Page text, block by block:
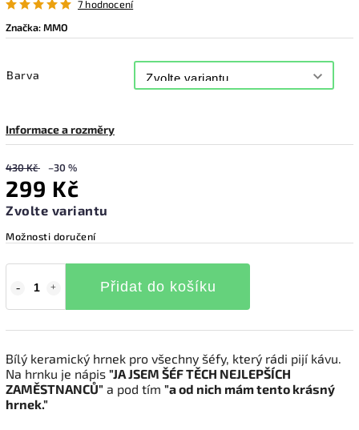
7 hodnocení
Značka:MMO
Barva
Informace a rozměry
430 Kč –30 %
299 Kč
Zvolte variantu
Možnosti doručení
Přidat do košíku
Bílý keramický hrnek pro všechny šéfy, který rádi pijí kávu.
Na hrnku je nápis "JA JSEM ŠÉF TĚCH NEJLEPŠÍCH
ZAMĚSTNANCŮ" a pod tím "a od nich mám tento krásný
hrnek."